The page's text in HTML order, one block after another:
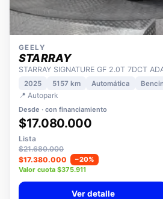
GEELY
STARRAY
STARRAY SIGNATURE GF 2.0T 7DCT
2025 5157 km
📍 Autopark
Desde · con financiamiento
$17.080.000
Lista
$21.680.000
$17.380.000
−20%
Valor cuota $375.911